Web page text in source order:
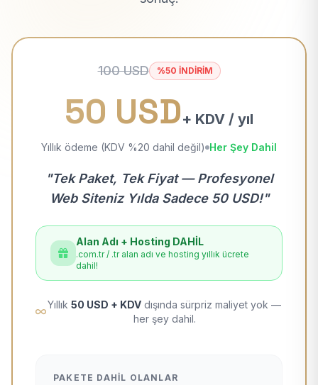
100 USD %50 İNDİRİM
50 USD+ KDV / yıl
Yıllık ödeme (KDV %20 dahil değil) Her Şey Dahil
"Tek Paket, Tek Fiyat — Profesyonel
Web Siteniz Yılda Sadece 50 USD!"
Alan Adı + Hosting DAHİL
.com.tr / .tr alan adı ve hosting yıllık ücrete
dahil!
Yıllık 50 USD + KDV dışında sürpriz maliyet yok —
her şey dahil.
PAKETE DAHIL OLANLAR